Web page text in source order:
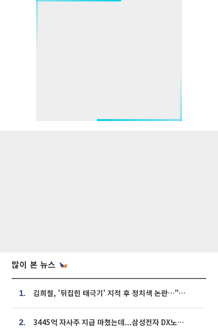
많이 본 뉴스
1. 김희철, '뒤집힌 태극기' 지적 후 정치색 논란…"좌우 떠나 우리나라 국기"
2. 3445억 자사주 지급 마쳤는데...삼성전자 DX노조, 뒤늦은 '떼쓰기 집회'